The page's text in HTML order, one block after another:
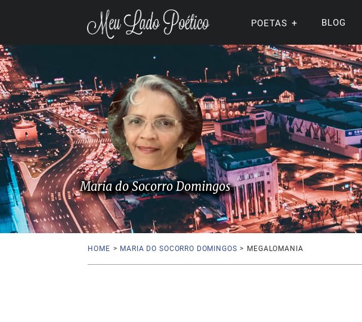
POETAS BLOG
Maria do Socorro Domingos
HOME > MARIA DO SOCORRO DOMINGOS > MEGALOMANIA